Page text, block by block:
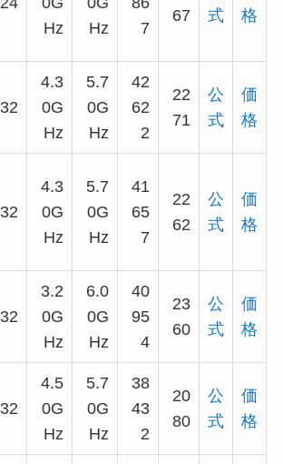
Hz
Hz
7
67
式
格
32
4.3
0G
Hz
5.7
0G
Hz
42
62
2
22
71
公
式
価
格
32
4.3
0G
Hz
5.7
0G
Hz
41
65
7
22
62
公
式
価
格
32
3.2
0G
Hz
6.0
0G
Hz
40
95
4
23
60
公
式
価
格
32
4.5
0G
Hz
5.7
0G
Hz
38
43
2
20
80
公
式
価
格